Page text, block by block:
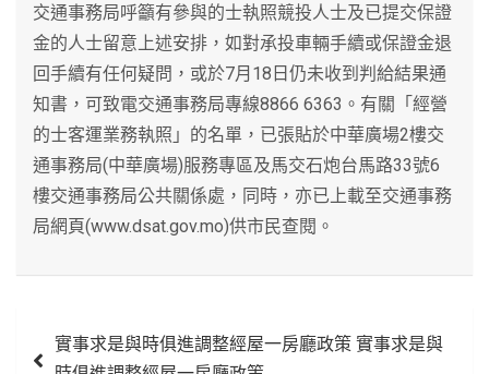
交通事務局呼籲有參與的士執照競投人士及已提交保證
金的人士留意上述安排，如對承投車輛手續或保證金退
回手續有任何疑問，或於7月18日仍未收到判給結果通
知書，可致電交通事務局專線8866 6363。有關「經營
的士客運業務執照」的名單，已張貼於中華廣場2樓交
通事務局(中華廣場)服務專區及馬交石炮台馬路33號6
樓交通事務局公共關係處，同時，亦已上載至交通事務
局網頁(www.dsat.gov.mo)供市民查閱。
章 實事求是與時俱進調整經屋一房廳政策 實事求是與